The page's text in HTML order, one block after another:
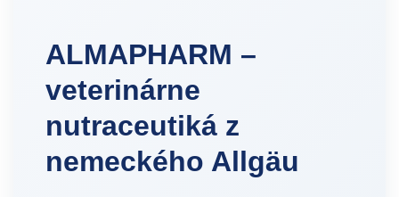
ALMAPHARM –
veterinárne
nutraceutiká z
nemeckého Allgäu